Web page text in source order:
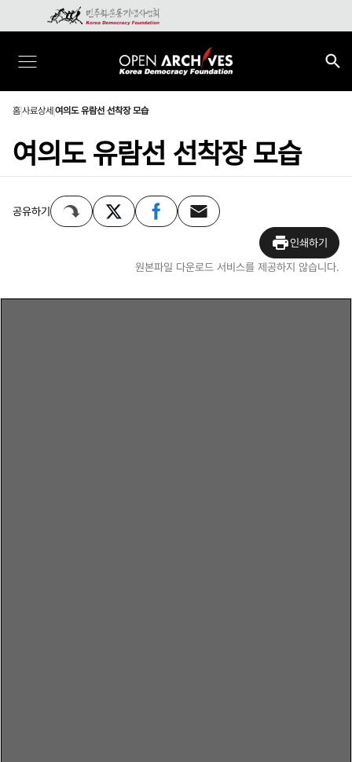
홈사료상세 여의도 유람선 선착장 모습
여의도 유람선 선착장 모습
공유하기
인쇄하기
원본파일 다운로드 서비스를 제공하지 않습니다.